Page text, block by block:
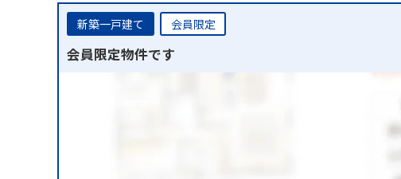
新築一戸建て 会員限定
会員限定物件です